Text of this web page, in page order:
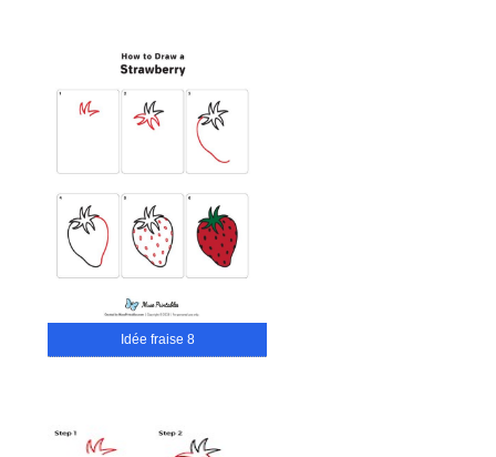
Idée fraise 8